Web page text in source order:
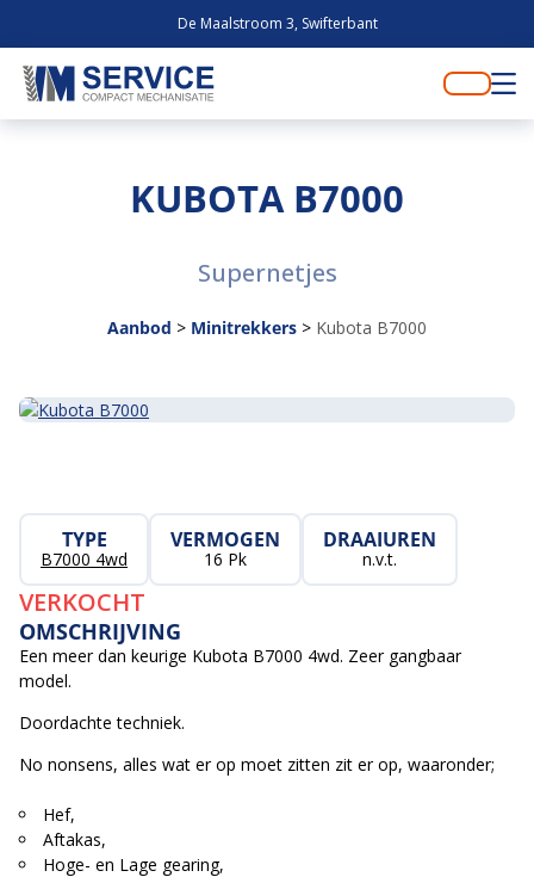
De Maalstroom 3, Swifterbant
KUBOTA B7000
Supernetjes
Aanbod > Minitrekkers > Kubota B7000
TYPE
B7000 4wd
VERMOGEN
16 Pk
DRAAIUREN
n.v.t.
VERKOCHT
OMSCHRIJVING
Een meer dan keurige Kubota B7000 4wd. Zeer gangbaar
model.
Doordachte techniek.
No nonsens, alles wat er op moet zitten zit er op, waaronder;
Hef,
Aftakas,
Hoge- en Lage gearing,